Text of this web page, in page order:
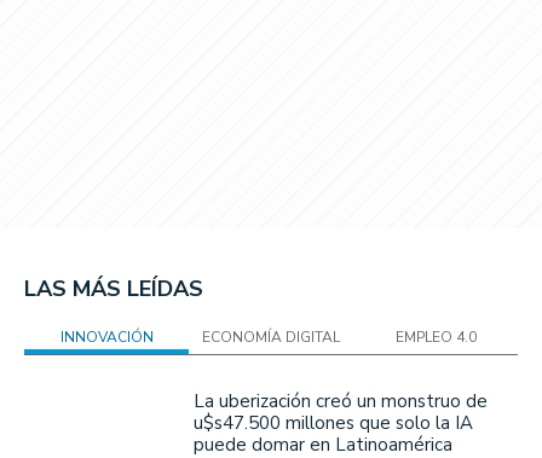
LAS MÁS LEÍDAS
INNOVACIÓN ECONOMÍA DIGITAL EMPLEO 4.0
La uberización creó un monstruo de
u$s47.500 millones que solo la IA
puede domar en Latinoamérica